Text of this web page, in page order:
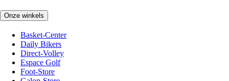
Onze winkels
Basket-Center
Daily Bikers
Direct-Volley
Espace Golf
Foot-Store